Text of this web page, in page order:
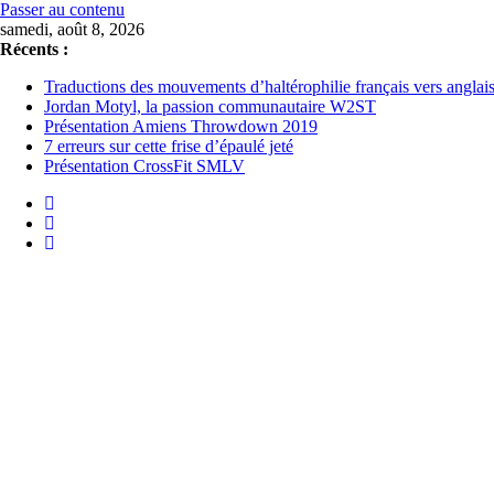
Passer au contenu
samedi, août 8, 2026
Récents :
Traductions des mouvements d’haltérophilie français vers anglais
Jordan Motyl, la passion communautaire W2ST
Présentation Amiens Throwdown 2019
7 erreurs sur cette frise d’épaulé jeté
Présentation CrossFit SMLV